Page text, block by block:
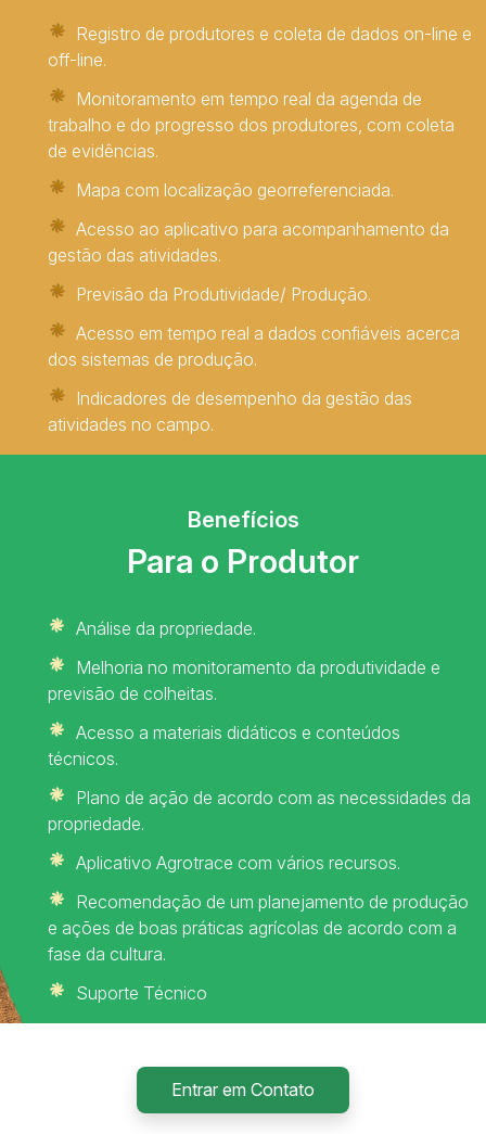
Registro de produtores e coleta de dados on-line e
off-line.
Monitoramento em tempo real da agenda de
trabalho e do progresso dos produtores, com coleta
de evidências.
Mapa com localização georreferenciada.
Acesso ao aplicativo para acompanhamento da
gestão das atividades.
Previsão da Produtividade/ Produção.
Acesso em tempo real a dados confiáveis acerca
dos sistemas de produção.
Indicadores de desempenho da gestão das
atividades no campo.
Benefícios
Para o Produtor
Análise da propriedade.
Melhoria no monitoramento da produtividade e
previsão de colheitas.
Acesso a materiais didáticos e conteúdos
técnicos.
Plano de ação de acordo com as necessidades da
propriedade.
Aplicativo Agrotrace com vários recursos.
Recomendação de um planejamento de produção
e ações de boas práticas agrícolas de acordo com a
fase da cultura.
Suporte Técnico
Entrar em Contato